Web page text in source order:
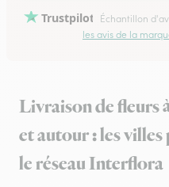
Trustpilot Échantillon
les avis de la
Livraison de fleurs
et autour : les
le réseau Interflora